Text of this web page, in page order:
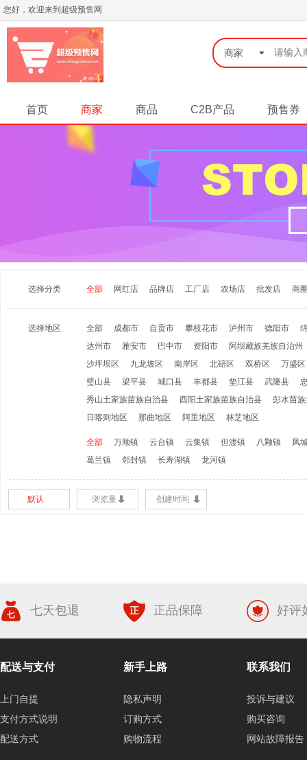
您好，欢迎来到超级预售网
商家 ◆
首页 商家 商品 C2B产品 预售券
选择分类 全部 网红店 品牌店 工厂店 农场店 批发店 商
选择地区 全部 成都市 自贡市 攀枝花市 泸州市 德阳市
达州市
雅安市 巴中市 资阳市
阿坝藏族羌族自治州
沙坪坝区
九龙坡区 南岸区 北碚区 双桥区
万盛区
璧山县
梁平县 城口县 丰都县 垫江县 武隆县
秀山土家族苗族自治县
酉阳土家族苗族自治县
彭水苗
日喀则地区
那曲地区 阿里地区 林芝地区
全部 万顺镇 云台镇 云集镇 但渡镇 八颗镇
凤
葛兰镇
邻封镇 长寿湖镇 龙河镇
默认 浏览量 创建时间
七天包退 正品保障 好评
配送与支付
上门自提
支付方式说明
配送方式
新手上路
隐私声明
订购方式
购物流程
联系我们
投诉与建议
购买咨询
网站故障报告